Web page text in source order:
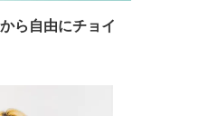
ら自由にチョイ